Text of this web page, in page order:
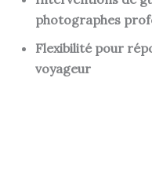
photographes
Flexibilité pour
voyageur